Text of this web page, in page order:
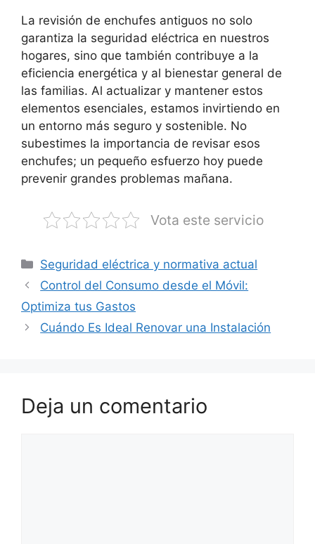
La revisión de enchufes antiguos no solo
garantiza la seguridad eléctrica en nuestros
hogares, sino que también contribuye a la
eficiencia energética y al bienestar general de
las familias. Al actualizar y mantener estos
elementos esenciales, estamos invirtiendo en
un entorno más seguro y sostenible. No
subestimes la importancia de revisar esos
enchufes; un pequeño esfuerzo hoy puede
prevenir grandes problemas mañana.
Vota este servicio
Categorías
Seguridad eléctrica y normativa actual
Control del Consumo desde el Móvil:
Optimiza tus Gastos
Cuándo Es Ideal Renovar una Instalación
Deja un comentario